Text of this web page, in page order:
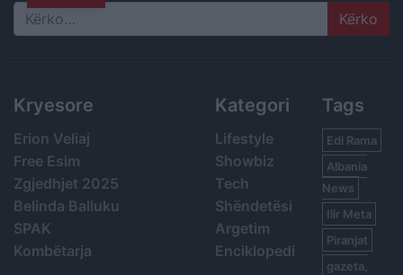
Search
Kryesore
Erion Veliaj
Free Esim
Zgjedhjet 2025
Belinda Balluku
SPAK
Kombëtarja
Kategori
Lifestyle
Showbiz
Tech
Shëndetësi
Argetim
Enciklopedi
Tags
Edi Rama
Albania
News
Ilir Meta
Piranjat
gazeta,